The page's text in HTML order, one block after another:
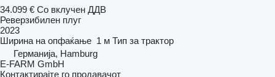
34.099 € Со вклучен ДДВ
Реверзибилен плуг
2023
Ширина на опфаќање 1 м Тип за трактор
Германија, Hamburg
E-FARM GmbH
Контактирајте го продавачот